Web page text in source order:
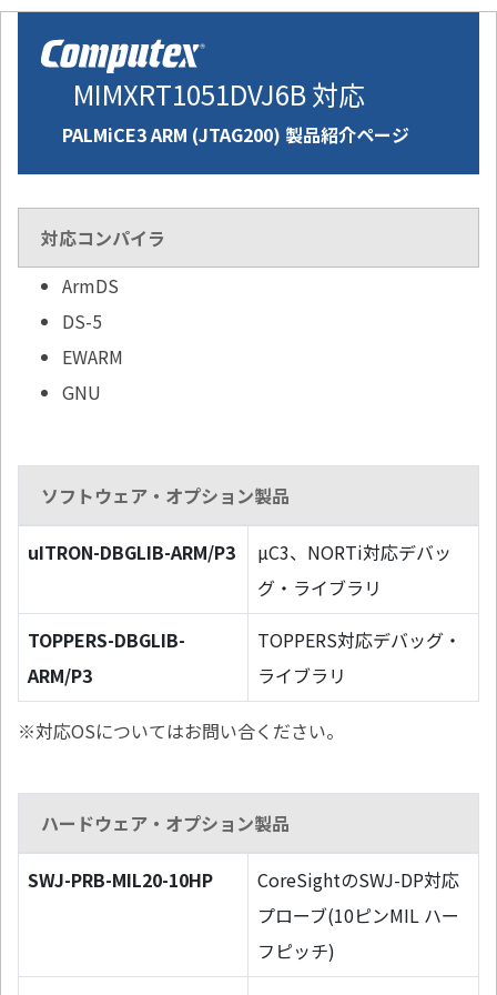
MIMXRT1051DVJ6B 対応
PALMiCE3 ARM (JTAG200) 製品紹介ページ
対応コンパイラ
ArmDS
DS-5
EWARM
GNU
ソフトウェア・オプション製品
uITRON-DBGLIB-ARM/P3
µC3、NORTi対応デバッ
グ・ライブラリ
TOPPERS-DBGLIB-
ARM/P3
TOPPERS対応デバッグ・
ライブラリ
※対応OSについてはお問い合ください。
ハードウェア・オプション製品
SWJ-PRB-MIL20-10HP
CoreSightのSWJ-DP対応
プローブ(10ピンMIL ハー
フピッチ)